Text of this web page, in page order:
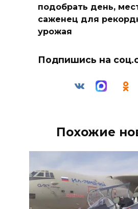
подобрать день,
саженец для
урожая
Подпишись на
Похожие